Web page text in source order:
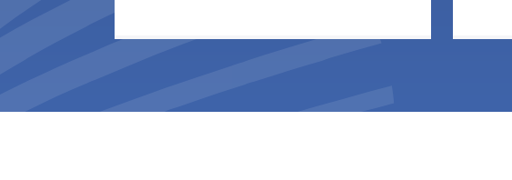
aziende e organizzazioni di ricerca